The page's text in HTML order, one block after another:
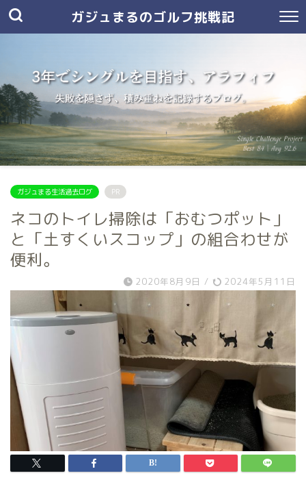
ガジュまるのゴルフ挑戦記
ガジュまる生活過去ログ PR
ネコのトイレ掃除は「おむつポット」
と「土すくいスコップ」の組合わせが
便利。
2020年8月9日 / 2024年5月11日